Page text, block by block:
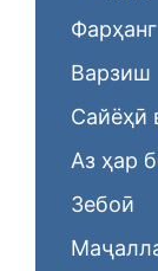
Фарҳанг
Варзиш
Сайёҳӣ
Аз ҳар
Зебоӣ